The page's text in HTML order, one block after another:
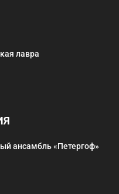
лавра
ансамбль «Петергоф»